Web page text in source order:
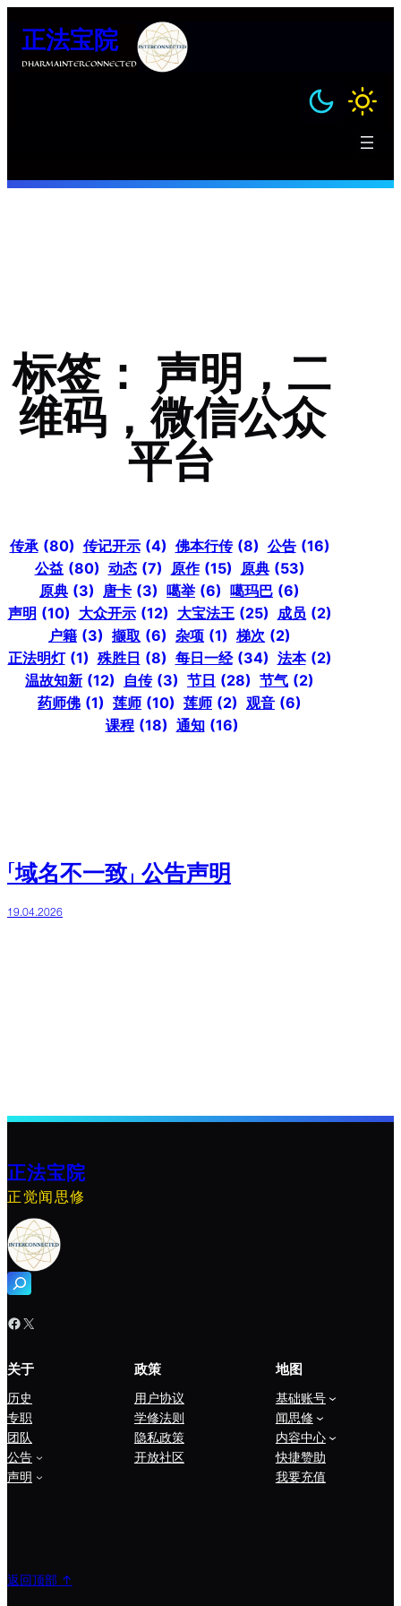
正法宝院
DHARMAINTERCONNECTED
标签： 声明，二
维码，微信公众
平台
传承 (80) 传记开示 (4) 佛本行传 (8) 公告 (16)
公益 (80) 动态 (7) 原作 (15) 原典 (53)
原典 (3) 唐卡 (3) 噶举 (6) 噶玛巴 (6)
声明 (10) 大众开示 (12) 大宝法王 (25) 成员 (2)
户籍 (3) 撷取 (6) 杂项 (1) 梯次 (2)
正法明灯 (1) 殊胜日 (8) 每日一经 (34) 法本 (2)
温故知新 (12) 自传 (3) 节日 (28) 节气 (2)
药师佛 (1) 莲师 (10) 莲师 (2) 观音 (6)
课程 (18) 通知 (16)
「域名不一致」 公告声明
19.04.2026
正法宝院
正觉闻思修
搜
索
Facebook X
关于
历史
专职
团队
公告
声明
政策
用户协议
学修法则
隐私政策
开放社区
地图
基础账号
闻思修
内容中心
快捷赞助
我要充值
返回顶部 ↑